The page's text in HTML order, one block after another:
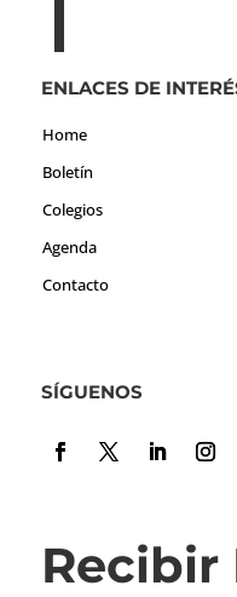
ENLACES DE
Home
Boletín
Colegios
Agenda
Contacto
SÍGUENOS
Recibir